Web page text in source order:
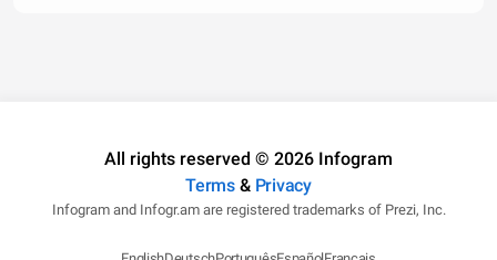
All rights reserved © 2026 Infogram
Terms& Privacy
Infogram and Infogr.am are registered trademarks of Prezi, Inc.